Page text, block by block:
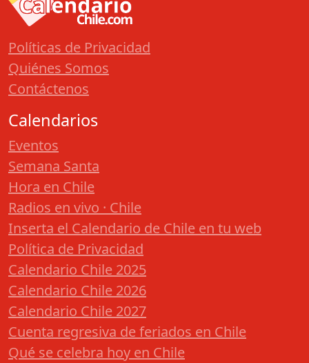
Políticas de Privacidad
Quiénes Somos
Contáctenos
Calendarios
Eventos
Semana Santa
Hora en Chile
Radios en vivo · Chile
Inserta el Calendario de Chile en tu web
Política de Privacidad
Calendario Chile 2025
Calendario Chile 2026
Calendario Chile 2027
Cuenta regresiva de feriados en Chile
Qué se celebra hoy en Chile